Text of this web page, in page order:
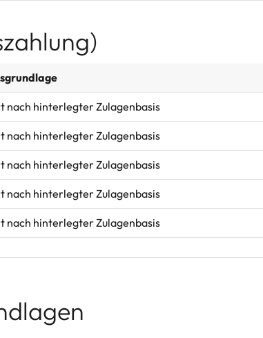
nach hinterlegter Zulagenbasis
nach hinterlegter Zulagenbasis
nach hinterlegter Zulagenbasis
nach hinterlegter Zulagenbasis
nach hinterlegter Zulagenbasis